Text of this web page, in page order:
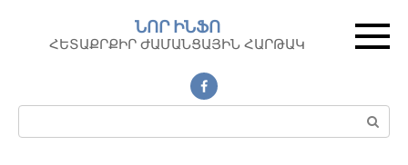
контенту
ՆՈՐ ԻՆՖՈ
ՀԵՏԱՔՐՔԻՐ ԺԱՄԱՆՑԱՅԻՆ ՀԱՐԹԱԿ
Поиск: